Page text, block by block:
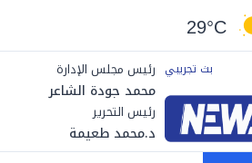
29°C
رئيس مجلس الإدارة
محمد جودة الشاعر
رئيس التحرير
د.محمد طعيمة